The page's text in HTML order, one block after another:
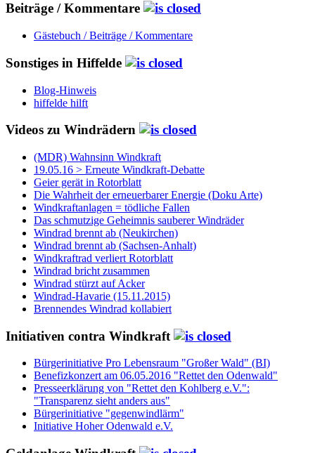
Beiträge / Kommentare
Gästebuch / Beiträge / Kommentare
Sonstiges in Hiffelde
Blog-Hinweis
hiffelde hilft
Videos zu Windrädern
(MDR) Wahnsinn Windkraft
19.05.16 > Erneute Windkraft-Debatte
Geier gerät in Rotorblatt
Die Wahrheit der erneuerbarer Energie (Doku Arte)
Windkraftanlagen = tödliche Fallen
Das schmutzige Geheimnis sauberer Windräder
Windrad brennt ab (Neukirchen)
Windrad brennt ab (Sachsen-Anhalt)
Windkraftrad verliert Rotorblatt
Windrad bricht zusammen
Windrad stürzt auf Acker
Windrad-Havarie (15.11.2015)
Brennendes Windrad kollabiert
Initiativen contra Windkraft
Bürgerinitiative Pro Lebensraum "Großer Wald" (BI)
Benefizkonzert am 06.05.2016 "Rettet den Odenwald"
Presseerklärung von "Rettet den Kohlberg e.V.":
"Transparenz sieht anders aus"
Bürgerinitiative "gegenwindlärm"
Initiative Hoher Odenwald e.V.